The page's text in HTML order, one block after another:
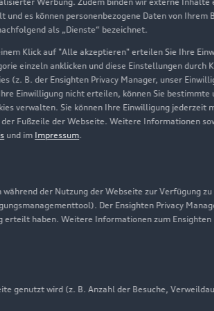
es können personenbezogene Daten von
als „Dienste“ bezeichnet.
Klick auf "Alle akzeptieren" erteilen Sie Ihre
einzeln anklicken und diese Einstellungen
(z. B. der Ensighten Privacy Manager, unser
Einwilligung nicht erteilen, können Sie
verwalten. Sie können Ihre Einwilligung
Fußzeile der Webseite. Weitere Informationen
und im Impressum.
der Nutzung der Webseite zur Verfügung
Der Ensighten Privacy
haben. Weitere Informationen zum
genutzt wird (z. B. Anzahl der Besuche,
Media Center